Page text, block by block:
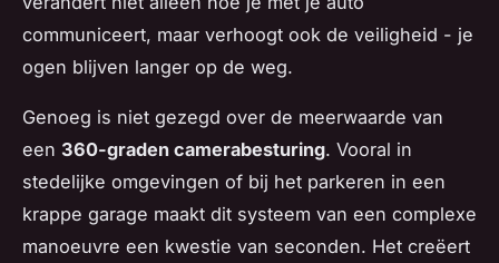
communiceert, maar verhoogt ook de veiligheid - je
ogen blijven langer op de weg.
Genoeg is niet gezegd over de meerwaarde van
een 360-graden camerabesturing. Vooral in
stedelijke omgevingen of bij het parkeren in een
krappe garage maakt dit systeem van een complexe
manoeuvre een kwestie van seconden. Het creëert